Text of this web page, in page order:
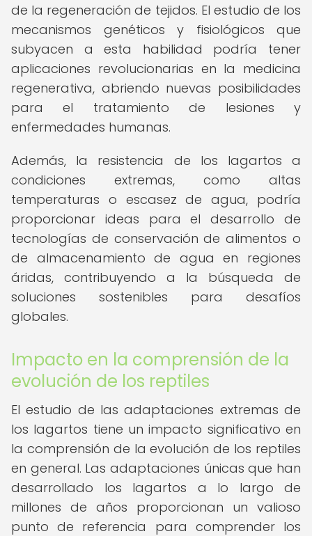
de la regeneración de tejidos. El estudio de los
mecanismos genéticos y fisiológicos que
subyacen a esta habilidad podría tener
aplicaciones revolucionarias en la medicina
regenerativa, abriendo nuevas posibilidades
para el tratamiento de lesiones y
enfermedades humanas.
Además, la resistencia de los lagartos a
condiciones extremas, como altas
temperaturas o escasez de agua, podría
proporcionar ideas para el desarrollo de
tecnologías de conservación de alimentos o
de almacenamiento de agua en regiones
áridas, contribuyendo a la búsqueda de
soluciones sostenibles para desafíos
globales.
Impacto en la comprensión de la
evolución de los reptiles
El estudio de las adaptaciones extremas de
los lagartos tiene un impacto significativo en
la comprensión de la evolución de los reptiles
en general. Las adaptaciones únicas que han
desarrollado los lagartos a lo largo de
millones de años proporcionan un valioso
punto de referencia para comprender los